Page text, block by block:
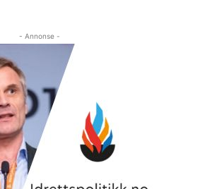
- Annonse -